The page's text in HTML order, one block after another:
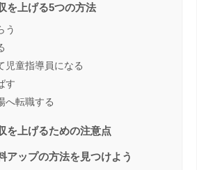
を上げる5つの方法
う
児童指導員になる
す
へ転職する
を上げるための注意点
アップの方法を見つけよう